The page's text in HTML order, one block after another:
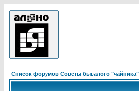
Список форумов Советы бывалого "чайника"